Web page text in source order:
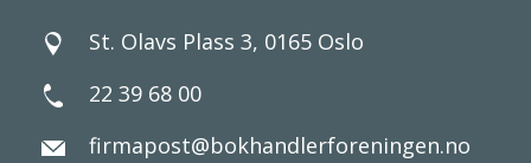
St. Olavs Plass 3, 0165 Oslo
22 39 68 00
firmapost@bokhandlerforeningen.no